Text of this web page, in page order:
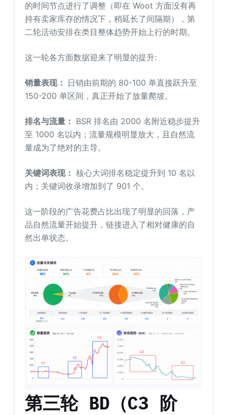
的时间节点进行了调整（即在 Woot 方面没有再
持有卖家库存的情况下，稍延长了间隔期），第
二轮活动安排在类目整体趋势开始上行的时期。
这一轮各方面数据迎来了明显的提升:
销量表现： 日销由前期的 80-100 单直接跃升至
150-200 单区间，真正开始了放量爬坡。
排名与流量： BSR 排名由 2000 名附近稳步提升
至 1000 名以内；流量规模明显放大，且自然流
量成为了绝对的主导。
关键词表现： 核心大词排名稳定提升到 10 名以
内；关键词收录增加到了 901 个。
这一阶段的广告花费占比出现了明显的回落，产
品自然流量开始提升，链接进入了相对健康的自
然出单状态。
第三轮 BD（C3 阶